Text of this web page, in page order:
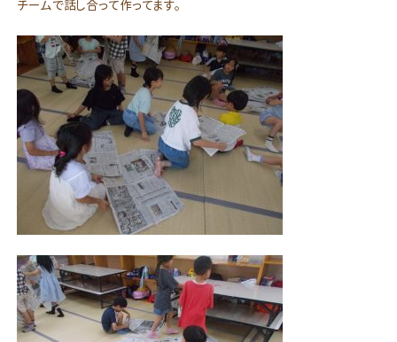
チームで話し合って作ってます。